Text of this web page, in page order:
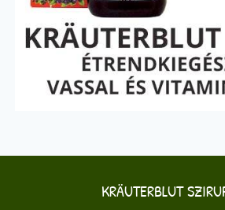
KRÄUTERBLUT